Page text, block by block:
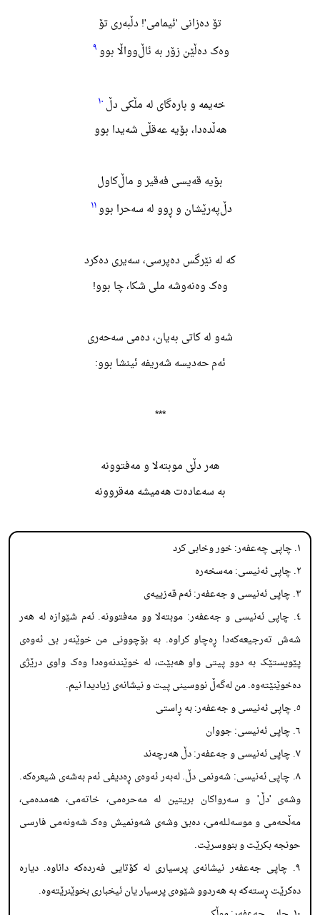
تۆ دەزانی 'ئیمامی'! دڵبەری تۆ
وەک دەڵێن زۆر به ئاڵ‌وواڵا بوو٩
خەیمه و بارەگای له مڵکی دڵ ١٠
هەڵدەدا، بۆیه عەقڵی شەیدا بوو
بۆیه قەیسی فەقیر و ماڵ‌کاول
دڵ‌پەرێشان و ڕوو له سەحرا بوو١١
که له نێرگس دەپرسی، سەیری دەکرد
وەک وەنەوشه ملی شکا، چا بوو!
شەو لە کاتی بەیان، دەمی سەحەری
ئەم حەدیسه شەریفه ئینشا بوو:
***
هەر دڵێ موبتەلا و مەفتوونە
به سەعادەت هەمیشه مەقروونە
١. چاپی چەعفەر: خور وخابی کرد
٢. چاپی ئەنیسی: مەسخەرە
٣. چاپی ئەنیسی و جەعفەر: ئەم قەزییەی
٤. چاپی ئەنیسی و جەعفەر: موبتەلا وو مەفتوونە. ئەم شێوازە لە هەر
شەش تەرجیعەکەدا ڕەچاو کراوە. بە بۆچوونی من خوێنەر بێ ئەوەی
پێویستێک بە دوو پیتی واو هەبێت، لە خوێندنەوەدا وەک واوی درێژی
دەخوێنێتەوە. من لەگەڵ نووسینی پیت و نیشانەی زیادیدا نیم.
٥. چاپی ئەنیسی و جەعفەر: بە ڕاستی
٦. چاپی ئەنیسی: جووان
٧. چاپی ئەنیسی و جەعفەر: دڵ هەرچەند
٨. چاپی ئەنیسی: شەونمی دڵ. لەبەر ئەوەی ڕەدیفی ئەم بەشەی شیعرەکە.
وشەی 'دڵ' و سەرواکان بریتین لە مەحرەمی، خاتەمی، هەمدەمی،
مەڵحەمی و موسەلـلەمی، دەبێ وشەی شەونمیش وەک شەونەمی فارسی
حونجە بکرێت و بنووسرێت.
٩. چاپی جەعفەر نیشانەی پرسیاری لە کۆتایی فەردەکە داناوە. دیارە
دەکرێت ڕستەکە بە هەردوو شێوەی پرسیار یان ئیخباری بخوێنرێتەوە.